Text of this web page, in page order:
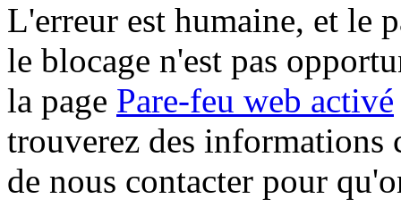
L'erreur est humaine, et le
le blocage n'est pas
la page Pare-feu web activé
trouverez des informations
de nous contacter pour